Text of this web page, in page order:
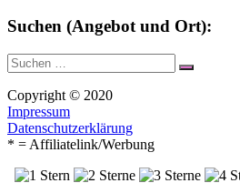
Suchen (Angebot und Ort):
Suche
nach:
Suchen
Copyright © 2020
Impressum
Datenschutzerklärung
* = Affiliatelink/Werbung